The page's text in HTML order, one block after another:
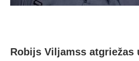
Robijs Viljamss atgriežas